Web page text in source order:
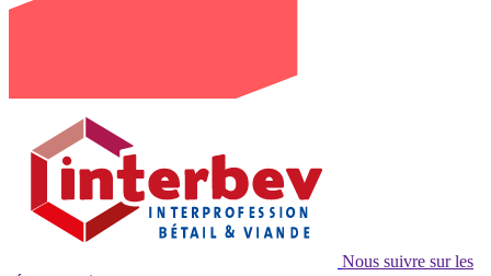
Nous suivre sur les